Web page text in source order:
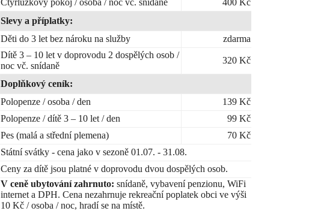
Čtyřlůžkový pokoj / osoba / noc vč. snídaně
400 Kč
Slevy a příplatky:
Děti do 3 let bez nároku na služby
zdarma
Dítě 3 – 10 let v doprovodu 2 dospělých osob /
noc vč. snídaně
320 Kč
Doplňkový ceník:
Polopenze / osoba / den
139 Kč
Polopenze / dítě 3 – 10 let / den
99 Kč
Pes (malá a střední plemena)
70 Kč
Státní svátky - cena jako v sezoně 01.07. - 31.08.
Ceny za dítě jsou platné v doprovodu dvou dospělých osob.
V ceně ubytování zahrnuto: snídaně, vybavení penzionu, WiFi
internet a DPH. Cena nezahrnuje rekreační poplatek obci ve výši
10 Kč / osoba / noc, hradí se na místě.